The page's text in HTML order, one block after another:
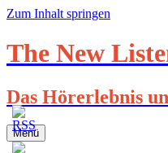
Zum Inhalt springen
The New
Das Hörerlebnis
Menü